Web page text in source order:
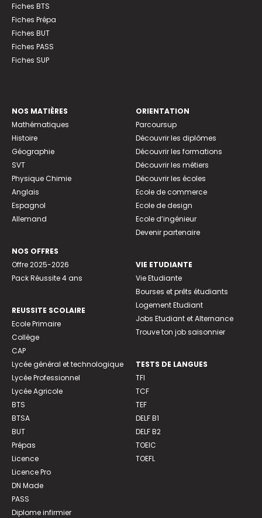
Fiches BTS
Fiches Prépa
Fiches BUT
Fiches PASS
Fiches SUP
NOS MATIÈRES
Mathématiques
Histoire
Géographie
SVT
Physique Chimie
Anglais
Espagnol
Allemand
NOS OFFRES
Offre 2025-2026
Pack Réussite 4 ans
REUSSITE SCOLAIRE
Ecole Primaire
Collège
CAP
Lycée général et technologique
Lycée Professionnel
Lycée Agricole
BTS
BTSA
BUT
Prépas
Licence
Licence Pro
DN Made
PASS
Diplome infirmier
ORIENTATION
Parcoursup
Découvrir les diplômes
Découvrir les formations
Découvrir les métiers
Découvrir les écoles
Ecole de commerce
Ecole de design
Ecole d’ingénieur
Devenir partenaire
VIE ETUDIANTE
Vie Etudiante
Bourses et prêts étudiants
Logement Etudiant
Jobs Etudiant et Alternance
Trouve ton job saisonnier
TESTS DE LANGUES
TFI
TCF
TEF
DELF B1
DELF B2
TOEIC
TOEFL